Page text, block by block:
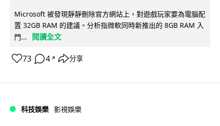
Microsoft 被發現靜靜刪除官方網站上，對遊戲玩家要為電腦配
置 32GB RAM 的建議。分析指微軟同時新推出的 8GB RAM 入
門...
閱讀全文
73 4 ↗ 分享
科技娛樂 影視娛樂